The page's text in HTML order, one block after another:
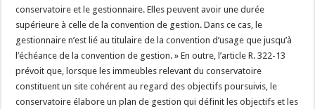
conservatoire et le gestionnaire. Elles peuvent avoir une durée
supérieure à celle de la convention de gestion. Dans ce cas, le
gestionnaire n’est lié au titulaire de la convention d’usage que jusqu’à
l’échéance de la convention de gestion. » En outre, l’article R. 322-13
prévoit que, lorsque les immeubles relevant du conservatoire
constituent un site cohérent au regard des objectifs poursuivis, le
conservatoire élabore un plan de gestion qui définit les objectifs et les